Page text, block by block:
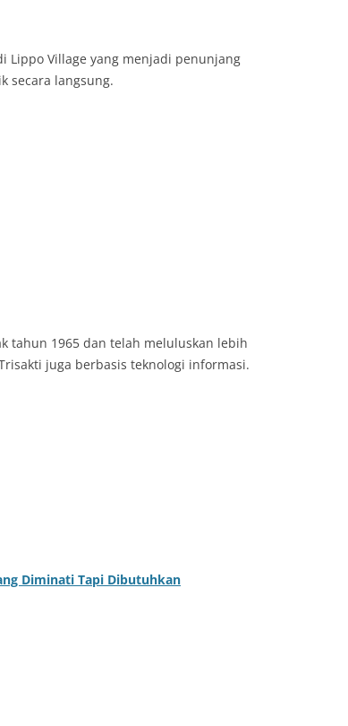
Lippo Village yang menjadi penunjang
secara langsung.
tahun 1965 dan telah meluluskan lebih
juga berbasis teknologi informasi.
Diminati Tapi Dibutuhkan